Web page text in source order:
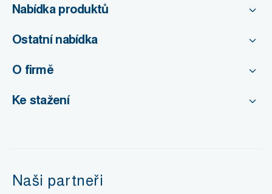
Nabídka produktů
Ostatní nabídka
O firmě
Ke stažení
Naši partneři